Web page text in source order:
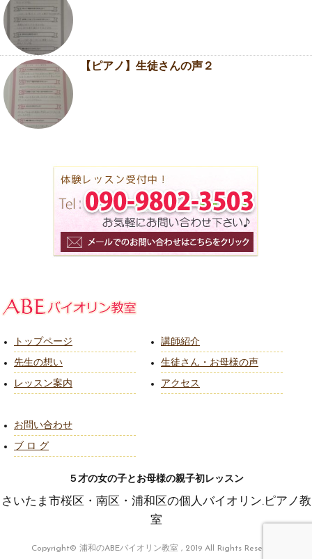
【ピアノ】生徒さんの声２
トップページ
先生の想い
レッスン案内
講師紹介
生徒さん・お母様の声
アクセス
お問い合わせ
ブ ロ グ
５才の女の子とお母様の親子初レッスン
さいたま市桜区・南区・浦和区の個人バイオリン.ピアノ教
室
Copyright© 浦和のABEバイオリン教室 , 2019 All Rights Reserved.